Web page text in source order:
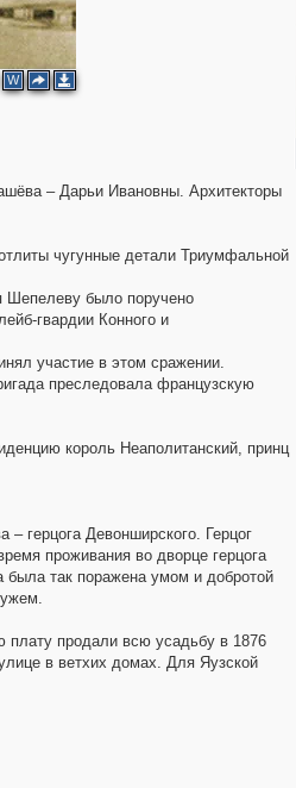
W
– Дарьи Ивановны. Архитекторы
чугунные детали Триумфальной
Шепелеву было поручено
гвардии Конного и
участие в этом сражении.
преследовала французскую
король Неаполитанский, принц
– герцога Девонширского. Герцог
проживания во дворце герцога
была так поражена умом и добротой
плату продали всю усадьбу в 1876
в ветхих домах. Для Яузской